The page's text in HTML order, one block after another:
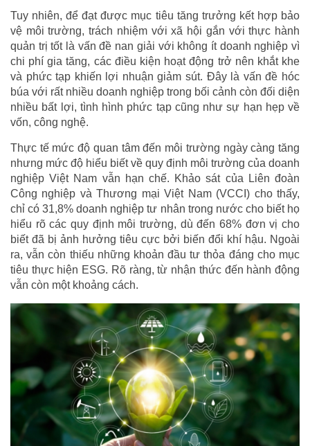
Tuy nhiên, để đạt được mục tiêu tăng trưởng kết hợp bảo
vệ môi trường, trách nhiệm với xã hội gắn với thực hành
quản trị tốt là vấn đề nan giải với không ít doanh nghiệp vì
chi phí gia tăng, các điều kiện hoạt động trở nên khắt khe
và phức tạp khiến lợi nhuận giảm sút. Đây là vấn đề hóc
búa với rất nhiều doanh nghiệp trong bối cảnh còn đối diện
nhiều bất lợi, tình hình phức tạp cũng như sự hạn hẹp về
vốn, công nghệ.
Thực tế mức độ quan tâm đến môi trường ngày càng tăng
nhưng mức độ hiểu biết về quy định môi trường của doanh
nghiệp Việt Nam vẫn hạn chế. Khảo sát của Liên đoàn
Công nghiệp và Thương mại Việt Nam (VCCI) cho thấy,
chỉ có 31,8% doanh nghiệp tư nhân trong nước cho biết họ
hiểu rõ các quy định môi trường, dù đến 68% đơn vị cho
biết đã bị ảnh hưởng tiêu cực bởi biến đổi khí hậu. Ngoài
ra, vẫn còn thiếu những khoản đầu tư thỏa đáng cho mục
tiêu thực hiện ESG. Rõ ràng, từ nhận thức đến hành động
vẫn còn một khoảng cách.